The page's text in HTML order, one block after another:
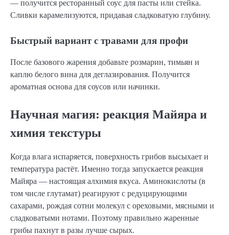
— получится ресторанный соус для пасты или стейка.
Сливки карамелизуются, придавая сладковатую глубину.
Быстрый вариант с травами для профи
После базового жарения добавьте розмарин, тимьян и
каплю белого вина для деглазирования. Получится
ароматная основа для соусов или начинки.
Научная магия: реакция Майяра и
химия текстуры
Когда влага испаряется, поверхность грибов высыхает и
температура растёт. Именно тогда запускается реакция
Майяра — настоящая алхимия вкуса. Аминокислоты (в
том числе глутамат) реагируют с редуцирующими
сахарами, рождая сотни молекул с ореховыми, мясными и
сладковатыми нотами. Поэтому правильно жаренные
грибы пахнут в разы лучше сырых.